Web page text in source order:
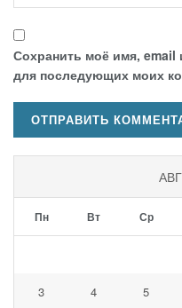
Сохранить моё имя, email
для последующих моих
Пн Вт Ср
3 4 5